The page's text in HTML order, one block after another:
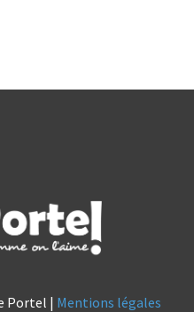
Portel | Mentions légales